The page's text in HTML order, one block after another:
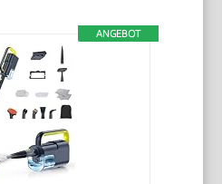
ANGEBOT